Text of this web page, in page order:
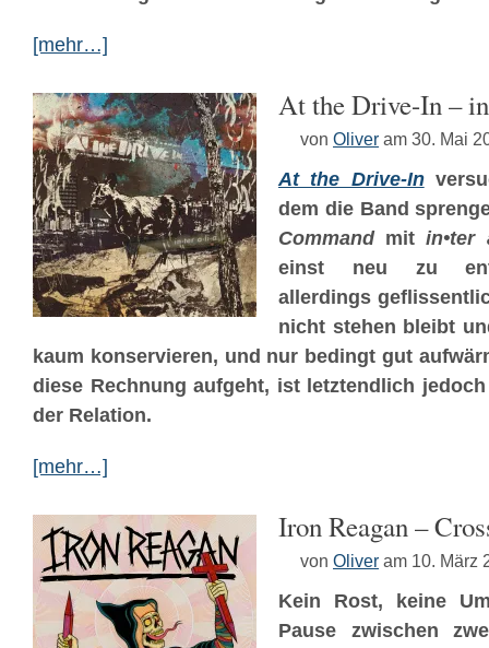
[mehr…]
At the Drive-In –
von Oliver am 30. Mai
At the Drive-In
dem die Band
Commandmitin•ter
einst neu zu
allerdings
nicht stehen bleibt
kaum konservieren, und nur bedingt gut
diese Rechnung aufgeht, ist letztendlich
der Relation.
[mehr…]
Iron Reagan –
von Oliver am 10. März
Kein Rost, keine
Pause zwischen